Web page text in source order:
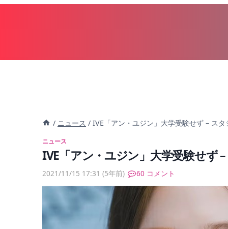
/ ニュース / IVE「アン・ユジン」大学受験せず – ス
ニュース
IVE「アン・ユジン」大学受験せず
2021/11/15 17:31 (5年前) 60 コメント